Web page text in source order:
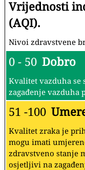
Vrijednosti
(AQI).
Nivoi zdravstvene
0 - 50 Dobro
Kvalitet vazduha se
zagađenje
51 -100
Kvalitet zraka je
mogu imati
zdravstveno stanje
osjetljivi na